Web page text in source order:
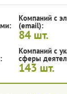
Компаний с
(email):
84 шт.
Компаний с
сферы
143 шт.